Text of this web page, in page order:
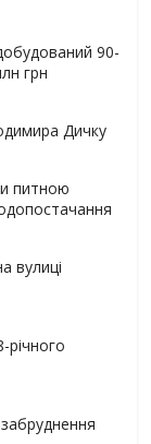
90-
грн
Дичку
питною
вулиці
річного